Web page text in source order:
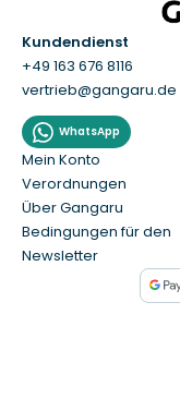
Kundendienst
+49 163 676 8116
vertrieb@gangaru.de
WhatsApp
Mein Konto
Verordnungen
Über Gangaru
Bedingungen für den
Newsletter